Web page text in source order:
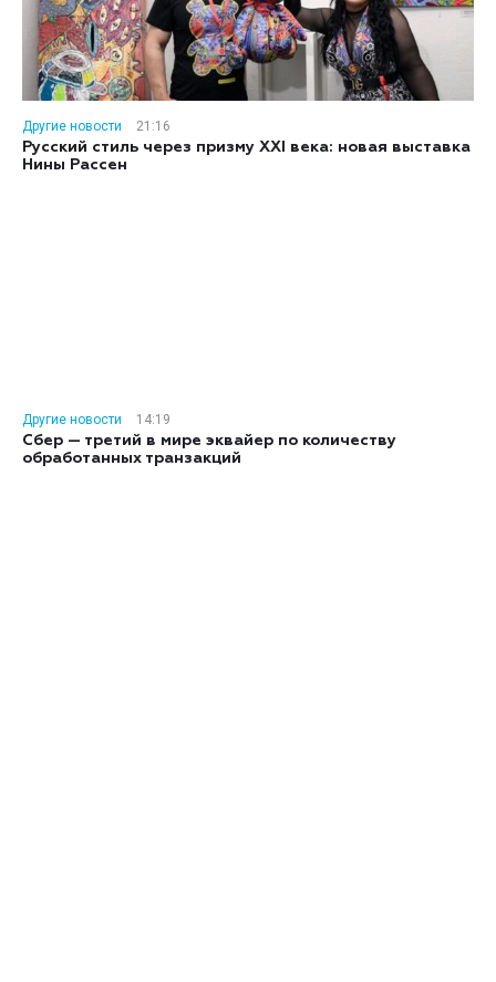
Другие новости
21:16
Русский стиль через призму XXI века: новая выставка
Нины Рассен
Другие новости
14:19
Сбер — третий в мире эквайер по количеству
обработанных транзакций